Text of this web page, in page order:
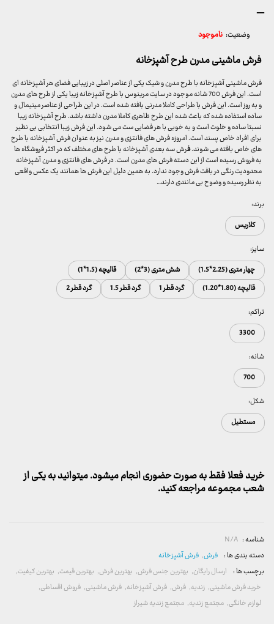
–محدوده
قیمت:
1,399,000 تومان
تا
8,399,000 تومان
وضعیت: ناموجود
فرش ماشینی مدرن طرح آشپزخانه
فرش ماشینی آشپزخانه با طرح مدرن و شیک یکی از عناصر اصلی در زیبایی فضای هر آشپزخانه ای
است. این فرش 700 شانه موجود در سایت مرینوس با طرح آشپزخانه زیبا یکی از طرح های مدرن
و به روز است. این فرش با طراحی کاملا مدرنی بافته شده است. در این طراحی از عناصر مینیمال و
ساده استفاده شده که باعث شده این طرح ظاهری کاملا مدرن داشته باشد. طرح آشپزخانه زیبا
نسبتا ساده و خلوت است و به خوبی با هر فضایی ست می شود. این فرش زیبا انتخابی بی نظیر
برای افراد خاص پسند است. امروزه فرش های فانتزی و مدرن نیز به عنوان فرش آشپزخانه با طرح
های خاص بافته می شوند.فرش سه بعدی آشپزخانه با طرح های مختلف که در اکثر فروشگاه ها
به فروش رسیده است از این دسته فرش های مدرن است. در فرش های فانتزی و مدرن آشپزخانه
محدودیت رنگی در بافت فرش وجود ندارد. به همین دلیل این فرش ها همانند یک عکس واقعی
به نظر رسیده و وضوح بی مانندی دارند…
برند:
کلاریس
سایز:
چهار متری (2.25*1.5)
شش متری (3*2)
قالیچه (1.5*1)
قالیچه (1.80*1.20)
گرد قطر 1 گرد قطر 1.5
گرد قطر 2
تراکم:
3300
شانه:
700
شکل:
مستطیل
خرید فعلا فقط به صورت حضوری انجام میشود. میتوانید به یکی از
شعب مجموعه مراجعه کنید.
شناسه : N/A
دسته بندی ها : فرش, فرش آشپزخانه
برچسب ها : ارسال رایگان, بهترین جنس فرش, بهترین فرش, بهترین قیمت, بهترین کیفیت,
خرید فرش ماشینی, زندیه, فرش, فرش آشپزخانه, فرش ماشینی, فروش اقساطی,
لوازم خانگی, مجتمع زندیه, مجتمع زندیه شیراز